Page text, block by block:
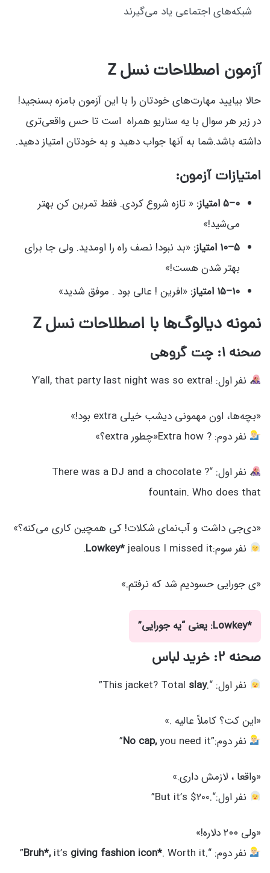
شبکه‌های اجتماعی یاد می‌گیرند
آزمون اصطلاحات نسل Z
حالا بیایید مهارت‌های خودتان را با این آزمون بامزه بسنجید!
در زیر هر سوال با یه سناریو همراه است تا حس واقعی‌تری
داشته باشد.شما به آنها جواب دهید و به خودتان امتیاز دهید.
امتیازات آزمون:
۰–۵ امتیاز:
« تازه شروع کردی. فقط تمرین کن بهتر
می‌شید!»
۵–۱۰ امتیاز:
«بد نبود! نصف راه را اومدید. ولی جا برای
بهتر شدن هست!»
۱۰–۱۵ امتیاز:
«افرین ! عالی بود . موفق شدید»
نمونه دیالوگ‌ها با اصطلاحات نسل Z
صحنه ۱: چت گروهی
نفر اول: !Y’all, that party last night was so extra
«بچه‌ها، اون مهمونی دیشب خیلی extra بود!»
نفر دوم: ? Extra how«چطور extra؟»
نفر اول: “? There was a DJ and a chocolate
fountain. Who does that
«دی‌جی داشت و آب‌نمای شکلات! کی همچین کاری می‌کنه؟»
نفر سوم:
Lowkey*jealous I missed it.
«ی جورایی حسودیم شد که نرفتم.»
*Lowkey: یعنی “یه جورایی”
صحنه ۲: خرید لباس
نفر اول: “.This jacket? Totalslay
”
«این کت؟ کاملاً عالیه .»
نفر دوم:”
No cap,you need it”
«واقعا ، لازمش داری.»
نفر اول:“.But it’s $200”
«ولی ۲۰۰ دلاره!»
نفر دوم: “.
Bruh*,it’s giving fashion icon*. Worth it”